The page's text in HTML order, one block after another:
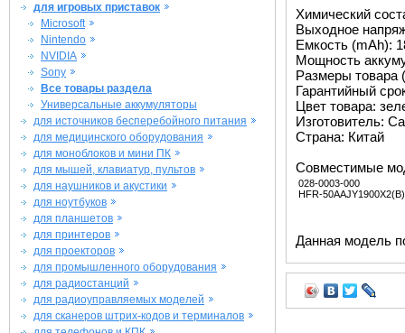
для игровых приставок
Microsoft
Nintendo
NVIDIA
Sony
Все товары раздела
Универсальные аккумуляторы
для источников бесперебойного питания
для медицинского оборудования
для моноблоков и мини ПК
для мышей, клавиатур, пультов
для наушников и акустики
для ноутбуков
для планшетов
для принтеров
для проекторов
для промышленного оборудования
для радиостанций
для радиоуправляемых моделей
для сканеров штрих-кодов и терминалов
Химический
Выходное
Емкость (mAh):
Мощность
Размеры товара
Гарантийный
Цвет товара:
Изготовитель:
Страна: Китай
Совместимые
028-0003-000
HFR-50AAJY1900X2(B)
Данная модель